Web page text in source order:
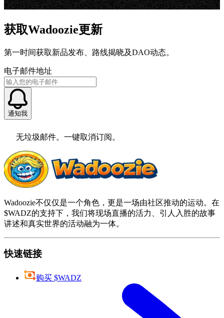
获取Wadoozie更新
第一时间获取新品发布、路线揭晓及DAO动态。
电子邮件地址
通知我
无垃圾邮件。一键取消订阅。
Wadoozie不仅仅是一个角色，更是一场由社区推动的运动。在
$WADZ的支持下，我们将现场直播的活力、引人入胜的故事
讲述和真实世界的活动融为一体。
快速链接
购买 $WADZ